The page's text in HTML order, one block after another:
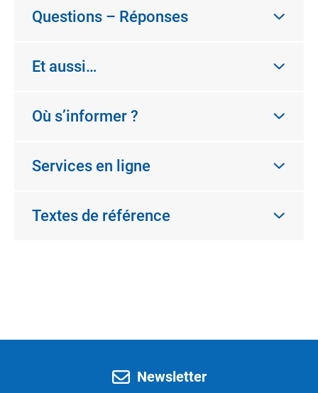
Questions – Réponses
Et aussi…
Où s’informer ?
Services en ligne
Textes de référence
Newsletter